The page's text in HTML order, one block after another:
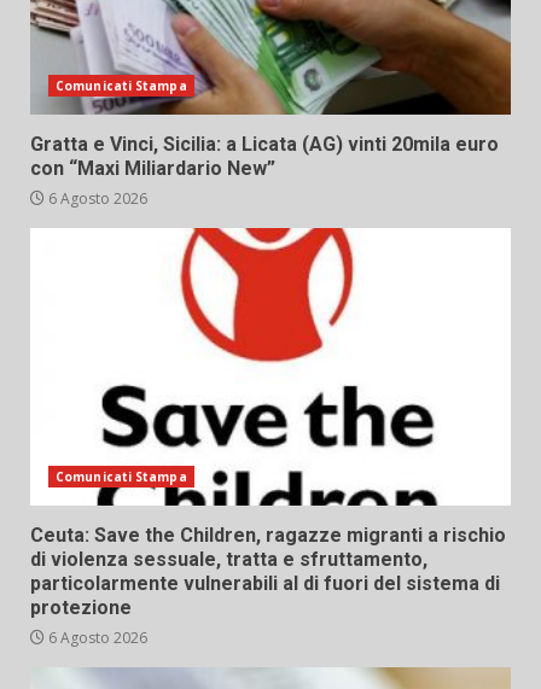
Comunicati Stampa
Gratta e Vinci, Sicilia: a Licata (AG) vinti 20mila euro
con “Maxi Miliardario New”
6 Agosto 2026
Comunicati Stampa
Ceuta: Save the Children, ragazze migranti a rischio
di violenza sessuale, tratta e sfruttamento,
particolarmente vulnerabili al di fuori del sistema di
protezione
6 Agosto 2026